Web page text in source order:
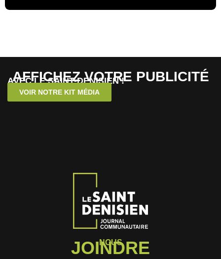
AFFICHEZ VOTRE PUBLICITÉ
AVEC LE SAINT-DENISIEN !
VOIR NOTRE KIT MÉDIA
NOUS
JOINDRE